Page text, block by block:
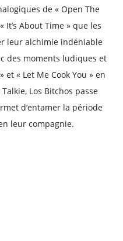
de « Open The
It’s About Time » que les
leur alchimie indéniable
des moments ludiques et
« Let Me Cook You » en
Los Bitchos passe
d’entamer la période
leur compagnie.